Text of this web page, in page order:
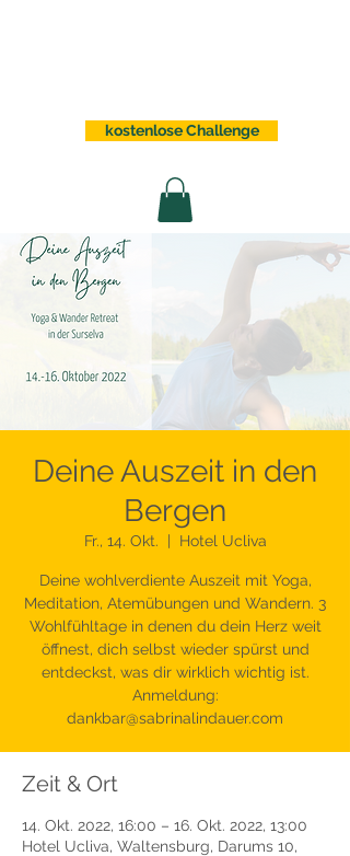
kostenlose Challenge
Deine Auszeit in den
Bergen
Fr., 14. Okt. Hotel Ucliva
Deine wohlverdiente Auszeit mit Yoga,
Meditation, Atemübungen und Wandern. 3
Wohlfühltage in denen du dein Herz weit
öffnest, dich selbst wieder spürst und
entdeckst, was dir wirklich wichtig ist.
Anmeldung:
dankbar@sabrinalindauer.com
Zeit & Ort
14. Okt. 2022, 16:00 – 16. Okt. 2022, 13:00
Hotel Ucliva, Waltensburg, Darums 10,